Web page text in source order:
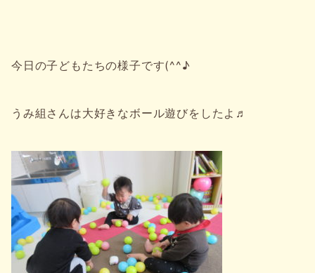
今日の子どもたちの様子です(^^♪
うみ組さんは大好きなボール遊びをしたよ♬